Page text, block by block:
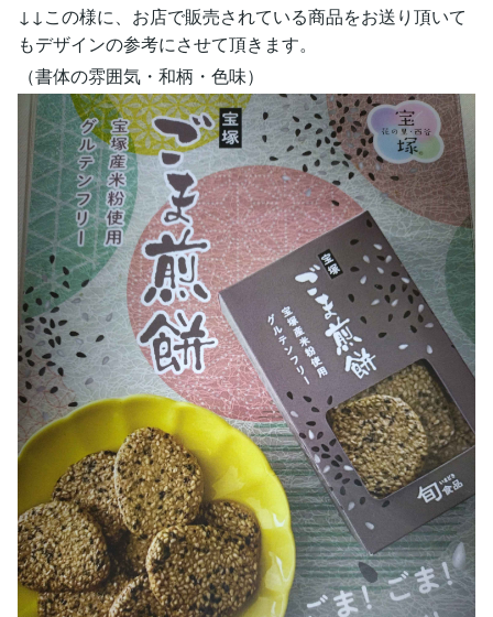
↓↓この様に、お店で販売されている商品をお送り頂いて
もデザインの参考にさせて頂きます。
（書体の雰囲気・和柄・色味）